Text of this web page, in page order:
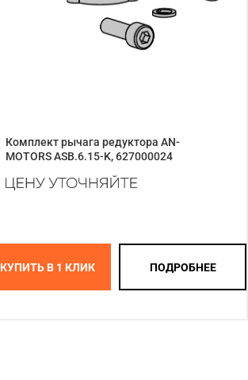
Комплект рычага редуктора AN-
MOTORS ASB.6.15-K, 627000024
КУПИТЬ В 1 КЛИК ПОДРОБНЕЕ